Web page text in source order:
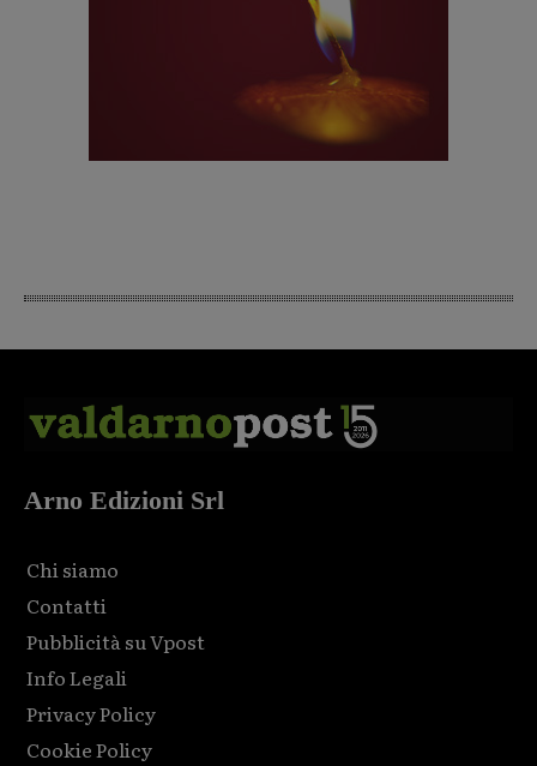
Arno Edizioni Srl
Chi siamo
Contatti
Pubblicità su Vpost
Info Legali
Privacy Policy
Cookie Policy